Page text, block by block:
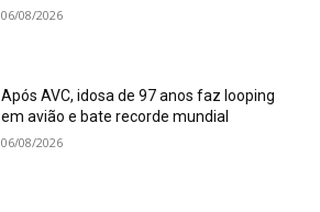
06/08/2026
Após AVC, idosa de 97 anos faz looping
em avião e bate recorde mundial
06/08/2026